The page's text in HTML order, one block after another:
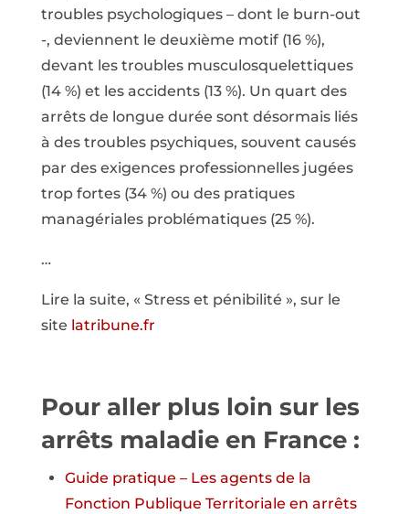
troubles psychologiques – dont le burn-out
-, deviennent le deuxième motif (16 %),
devant les troubles musculosquelettiques
(14 %) et les accidents (13 %). Un quart des
arrêts de longue durée sont désormais liés
à des troubles psychiques, souvent causés
par des exigences professionnelles jugées
trop fortes (34 %) ou des pratiques
managériales problématiques (25 %).
…
Lire la suite, « Stress et pénibilité », sur le
site latribune.fr
Pour aller plus loin sur les
arrêts maladie en France :
Guide pratique – Les agents de la
Fonction Publique Territoriale en arrêts